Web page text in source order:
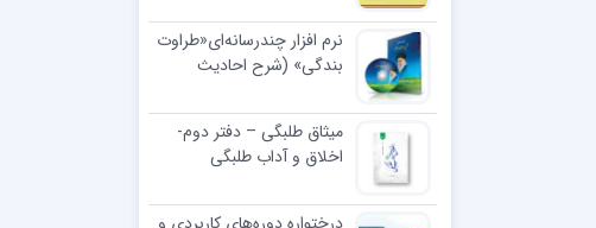
نرم افزار چندرسانه‌ای«طراوت
بندگی» (شرح احادیث
اسلامی)
میثاق طلبگی – دفتر دوم-
اخلاق و آداب طلبگی
درختواره دوره‌های کاربردی و